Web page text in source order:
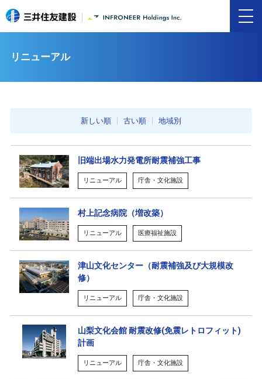
リニューアル
新しい順 古い順 地域別
旧端出場水力発電所耐震補強工事
リニューアル 庁舎・文化施設
村上記念病院（増改築）
リニューアル 医療福祉施設
津山文化センター（耐震補強及び大規模改
修）
リニューアル 庁舎・文化施設
山梨文化会館 耐震改修(免震レトロフィット)
計画
リニューアル 庁舎・文化施設